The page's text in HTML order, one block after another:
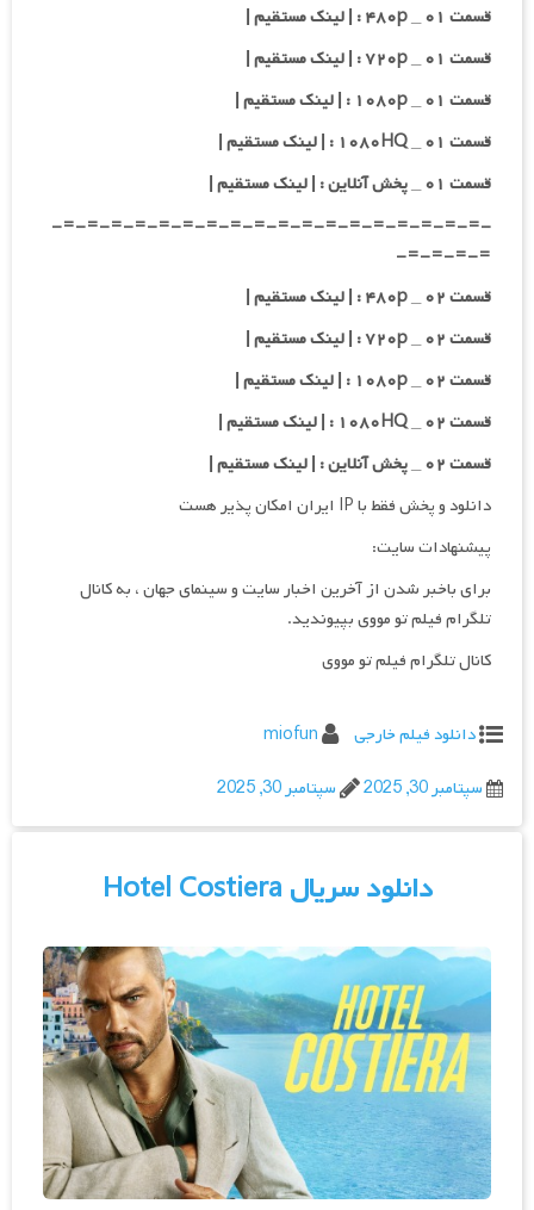
قسمت ۰۱ _ ۴۸۰p : | لینک مستقیم |
قسمت ۰۱ _ ۷۲۰p : | لینک مستقیم |
قسمت ۰۱ _ ۱۰۸۰p : | لینک مستقیم |
قسمت ۰۱ _ ۱۰۸۰HQ : | لینک مستقیم |
قسمت ۰۱ _ پخش آنلاین : | لینک مستقیم |
-=-=-=-=-=-=-=-=-=-=-=-=-=-=-=-=-=-=-
=-=-=-=-
قسمت ۰۲ _ ۴۸۰p : | لینک مستقیم |
قسمت ۰۲ _ ۷۲۰p : | لینک مستقیم |
قسمت ۰۲ _ ۱۰۸۰p : | لینک مستقیم |
قسمت ۰۲ _ ۱۰۸۰HQ : | لینک مستقیم |
قسمت ۰۲ _ پخش آنلاین : | لینک مستقیم |
دانلود و پخش فقط با IP ایران امکان پذیر هست
پیشنهادات سایت:
برای باخبر شدن از آخرین اخبار سایت و سینمای جهان ، به کانال
تلگرام فیلم تو مووی بپیوندید.
کانال تلگرام فیلم تو مووی
دانلود فیلم خارجی
miofun
سپتامبر 30, 2025
سپتامبر 30, 2025
دانلود سریال Hotel Costiera